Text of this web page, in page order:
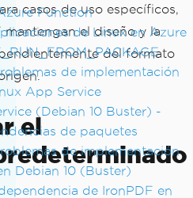
Function
de Linux en Azure
de implementación
App Service
(Debian 10 Buster) -
de paquetes
de implementación
Debian 10 (Buster)
de IronPDF en
casos de uso específicos,
el diseño y la
del formato
el